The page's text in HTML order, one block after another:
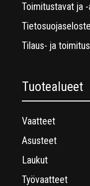
Toimitustavat ja
Tietosuojaseloste
Tilaus- ja
Tuotealueet
Vaatteet
Asusteet
Laukut
Työvaatteet